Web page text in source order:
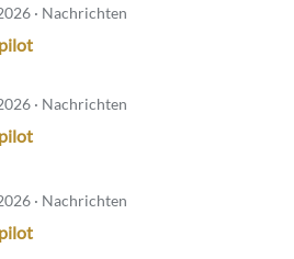
· Nachrichten
· Nachrichten
· Nachrichten